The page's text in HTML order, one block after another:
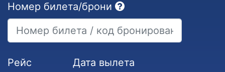
Номер билета/брони
Рейс Дата вылета